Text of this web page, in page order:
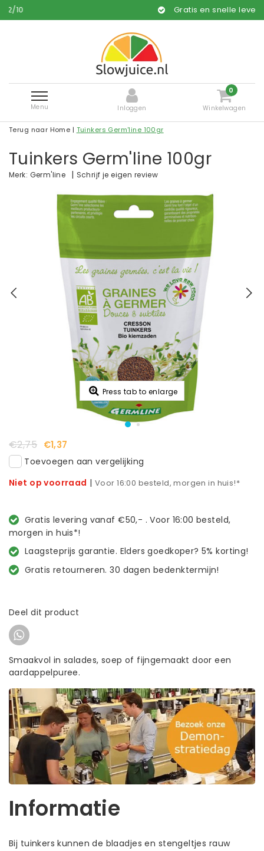
Gratis en snelle levering*
Menu Inloggen
0
Winkelwagen
Terug naar Home | Tuinkers Germ'line 100gr
Tuinkers Germ'line 100gr
Merk: Germ'line | Schrijf je eigen review
Press tab to enlarge
€2,75 €1,37
Toevoegen aan vergelijking
Niet op voorraad | Voor 16:00 besteld, morgen in huis!*
Gratis levering vanaf €50,- . Voor 16:00 besteld,
morgen in huis*!
Laagsteprijs garantie. Elders goedkoper? 5% korting!
Gratis retourneren. 30 dagen bedenktermijn!
Deel dit product
Smaakvol in salades, soep of fijngemaakt door een
aardappelpuree.
Informatie
Bij tuinkers kunnen de blaadjes en stengeltjes rauw